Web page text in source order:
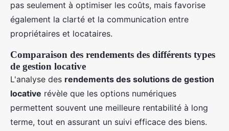
pas seulement à optimiser les coûts, mais favorise
également la clarté et la communication entre
propriétaires et locataires.
Comparaison des rendements des différents types
de gestion locative
L'analyse des rendements des solutions de gestion
locative révèle que les options numériques
permettent souvent une meilleure rentabilité à long
terme, tout en assurant un suivi efficace des biens.